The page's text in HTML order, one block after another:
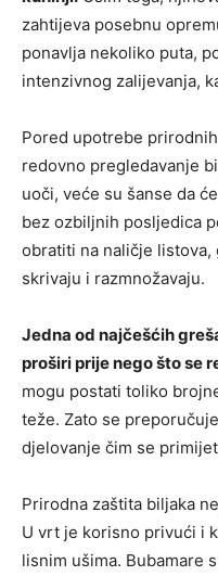
zahtijeva posebnu
ponavlja nekoliko puta,
intenzivnog zalijevanja,
Pored upotrebe
redovno pregledavanje
uoči, veće su šanse da
bez ozbiljnih posljedica
obratiti na naličje
skrivaju i razmnožavaju.
Jedna od najčešćih
proširi prije nego što se
mogu postati toliko
teže. Zato se
djelovanje čim se
Prirodna zaštita biljaka
U vrt je korisno privući i
lisnim ušima. Bubamare